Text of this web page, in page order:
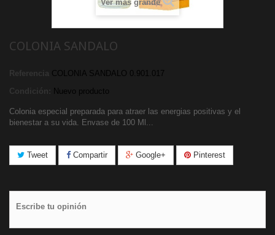
Ver más grande
COLONIA SANDALO
Referencia COLONIA SANDALO 0.901.017
Condición: Nuevo producto
Colonia especial preparada para atraer las energias positivas y el
bienestar a su vida. Envase de 100 Ml...
Tweet Compartir Google+ Pinterest
Escribe tu opinión